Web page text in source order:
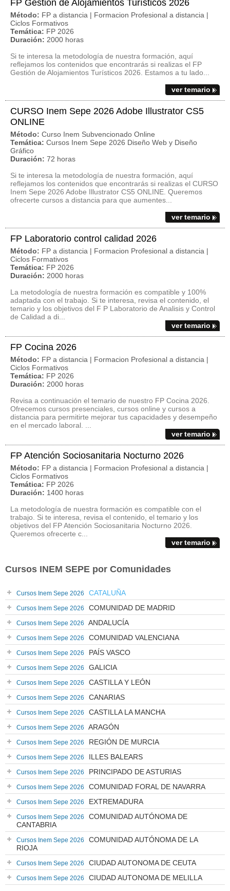
FP Gestión de Alojamientos Turísticos 2026
Método: FP a distancia | Formacion Profesional a distancia |
Ciclos Formativos
Temática: FP 2026
Duración: 2000 horas
Si te interesa la metodología de nuestra formación, aquí
reflejamos los contenidos que encontrarás si realizas el FP
Gestión de Alojamientos Turísticos 2026. Estamos a tu lado...
ver temario
CURSO Inem Sepe 2026 Adobe Illustrator CS5
ONLINE
Método: Curso Inem Subvencionado Online
Temática: Cursos Inem Sepe 2026 Diseño Web y Diseño
Gráfico
Duración: 72 horas
Si te interesa la metodología de nuestra formación, aquí
reflejamos los contenidos que encontrarás si realizas el CURSO
Inem Sepe 2026 Adobe Illustrator CS5 ONLINE. Queremos
ofrecerte cursos a distancia para que aumentes...
ver temario
FP Laboratorio control calidad 2026
Método: FP a distancia | Formacion Profesional a distancia |
Ciclos Formativos
Temática: FP 2026
Duración: 2000 horas
La metodología de nuestra formación es compatible y 100%
adaptada con el trabajo. Si te interesa, revisa el contenido, el
temario y los objetivos del F P Laboratorio de Analisis y Control
de Calidad a di...
ver temario
FP Cocina 2026
Método: FP a distancia | Formacion Profesional a distancia |
Ciclos Formativos
Temática: FP 2026
Duración: 2000 horas
Revisa a continuación el temario de nuestro FP Cocina 2026.
Ofrecemos cursos presenciales, cursos online y cursos a
distancia para permitirte mejorar tus capacidades y desempeño
en el mercado laboral. ...
ver temario
FP Atención Sociosanitaria Nocturno 2026
Método: FP a distancia | Formacion Profesional a distancia |
Ciclos Formativos
Temática: FP 2026
Duración: 1400 horas
La metodología de nuestra formación es compatible con el
trabajo. Si te interesa, revisa el contenido, el temario y los
objetivos del FP Atención Sociosanitaria Nocturno 2026.
Queremos ofrecerte c...
ver temario
Cursos INEM SEPE por Comunidades
Cursos Inem Sepe 2026 CATALUÑA
Cursos Inem Sepe 2026 COMUNIDAD DE MADRID
Cursos Inem Sepe 2026 ANDALUCÍA
Cursos Inem Sepe 2026 COMUNIDAD VALENCIANA
Cursos Inem Sepe 2026 PAÍS VASCO
Cursos Inem Sepe 2026 GALICIA
Cursos Inem Sepe 2026 CASTILLA Y LEÓN
Cursos Inem Sepe 2026 CANARIAS
Cursos Inem Sepe 2026 CASTILLA LA MANCHA
Cursos Inem Sepe 2026 ARAGÓN
Cursos Inem Sepe 2026 REGIÓN DE MURCIA
Cursos Inem Sepe 2026 ILLES BALEARS
Cursos Inem Sepe 2026 PRINCIPADO DE ASTURIAS
Cursos Inem Sepe 2026 COMUNIDAD FORAL DE NAVARRA
Cursos Inem Sepe 2026 EXTREMADURA
Cursos Inem Sepe 2026
COMUNIDAD AUTÓNOMA DE
CANTABRIA
Cursos Inem Sepe 2026
COMUNIDAD AUTÓNOMA DE LA
RIOJA
Cursos Inem Sepe 2026 CIUDAD AUTONOMA DE CEUTA
Cursos Inem Sepe 2026 CIUDAD AUTONOMA DE MELILLA